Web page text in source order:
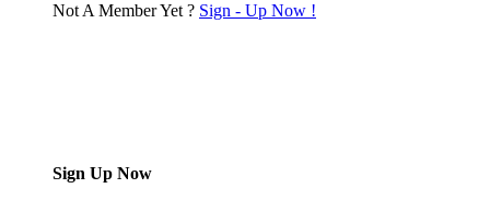
Not A Member Yet ? Sign - Up Now !
Sign Up Now